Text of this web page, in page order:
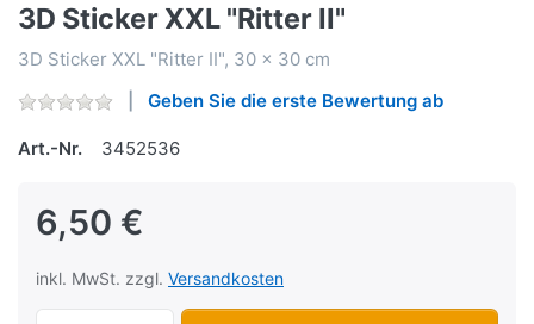
3D Sticker XXL "Ritter II"
3D Sticker XXL "Ritter II", 30 x 30 cm
Geben Sie die erste Bewertung ab
Art.-Nr. 3452536
6,50 €
inkl. MwSt. zzgl. Versandkosten